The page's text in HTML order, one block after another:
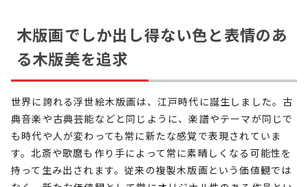
木版画でしか出し得ない色と表情のあ
る木版美を追求
世界に誇れる浮世絵木版画は、江戸時代に誕生しました。古
典音楽や古典芸能などと同じように、楽譜やテーマが同じで
も時代や人が変わっても常に新たな感覚で表現されていま
す。北斎や歌麿も作り手によって常に素晴しくなる可能性を
持って生み出されます。従来の複製木版画という価値観では